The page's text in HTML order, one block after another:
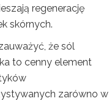
regenerację
skórnych.
że sól
to cenny element
zarówno w